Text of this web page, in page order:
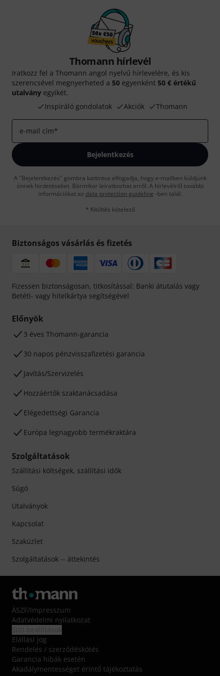
Thomann hírlevél
Iratkozz fel a Thomann angol nyelvű hírlevelére, és kis
szerencsével megnyerheted a 50 egyenként 50 € értékű
utalvány egyikét.
Inspiráló gondolatok
Akciók Thomann
e-mail cím*
Bejelentkezés
A "Bejelentkezés" gombra kattintva elfogadja, hogy e-mailben küldjünk
önnek hirdetéseket. Bármikor leiratkozhat erről. A hírlevélről további
információkat az data protection guideline -ben talál.
* Kitöltés kötelező
Biztonságos vásárlás és fizetés
Fizessen biztonságosan, titkosítással: Banki átutalás vagy
Betéti- vagy hitelkártya segítségével
Előnyök
3 éves Thomann-garancia
30 napos pénzvisszafizetési garancia
Javítás/Szervizelés
Hozzáértők szaktanácsadása
Elégedettségi Garancia
Európa legnagyobb termékraktára
Szolgáltatások
Szállítási költségek, szállítási idők
Súgó
Utalványok
Kapcsolat
Szaküzlet
Szolgáltatások -- áttekintés
ÁSZF/Impresszum
Adatvédelmi nyilatkozat
Elállási jog
Rendelés / szerződéskötés
Garancia hibák esetén
Akadálymentességet érintő tájékoztatás